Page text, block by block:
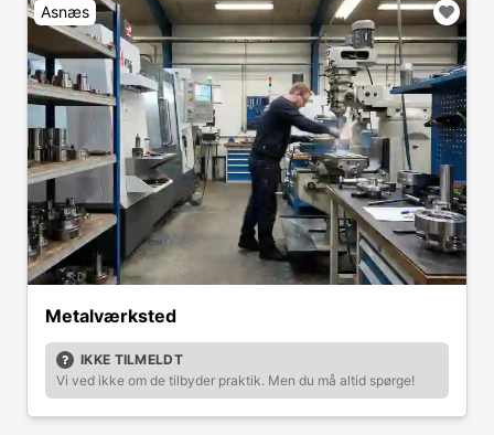
Asnæs
Metalværksted
IKKE TILMELDT
Vi ved ikke om de tilbyder praktik. Men du må altid spørge!